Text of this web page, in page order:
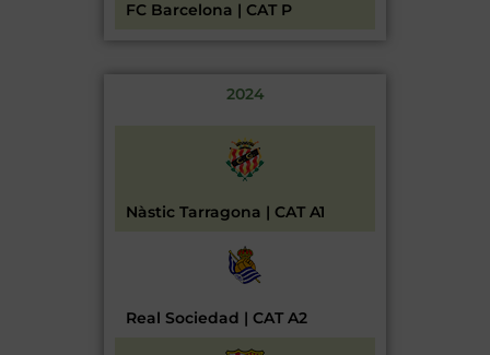
FC Barcelona | CAT P
2024
Nàstic Tarragona | CAT A1
Real Sociedad | CAT A2